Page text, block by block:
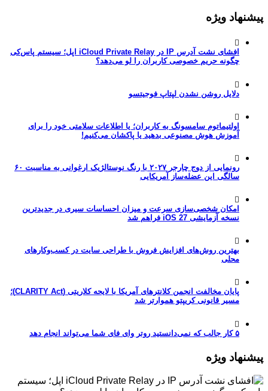
پیشنهاد ویژه
افشای نشت آدرس IP در iCloud Private Relay اپل؛ سیستم پاس‌کی
چگونه حریم خصوصی کاربران را لو می‌دهد؟
دلایل روشن نشدن لپتاپ فوجیتسو
اولتیماتوم سامسونگ به کاربران؛ یا اطلاعات سلامتی خود را برای
آموزش هوش مصنوعی بدهید یا پاکشان می‌کنیم!
رونمایی از دوج چارجر ۲۰۲۷ با رنگ نوستالژیک ارغوانی به مناسبت ۶۰
سالگی این عضله‌ساز آمریکایی
امکان شخصی‌سازی سرعت و میزان احساسات سیری در جدیدترین
نسخه آزمایشی iOS 27 فراهم شد
بهترین روش‌های افزایش فروش با طراحی سایت در کسب‌وکارهای
محلی
پایان مخالفت انجمن کلانترهای آمریکا با لایحه کلاریتی (CLARITY Act)؛
مسیر قانونی کریپتو هموارتر شد
۵ کار جالب که نمی‌دانستید روتر وای فای شما می‌تواند انجام دهد
پیشنهاد ویژه